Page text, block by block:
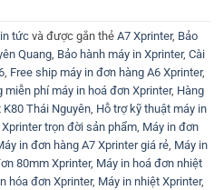
tức và được gắn thẻ A7 Xprinter, Bảo
Quang, Bảo hành máy in Xprinter, Cài
, Free ship máy in đơn hàng A6 Xprinter,
miễn phí máy in hoá đơn Xprinter, Hàng
Thái Nguyên, Hỗ trợ kỹ thuật máy in
trọn đời sản phẩm, Máy in đơn
in đơn hàng A7 Xprinter giá rẻ, Máy in
80mm Xprinter, Máy in hoá đơn nhiệt
hóa đơn Xprinter, Máy in nhiệt Xprinter,